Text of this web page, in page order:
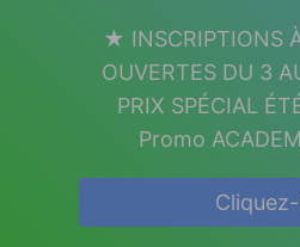
★ INSCRIPTIONS
OUVERTES DU 3
PRIX SPÉCIAL
Promo